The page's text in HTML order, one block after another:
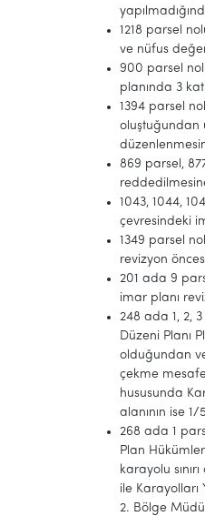
1218 parsel
ve nüfus
900 parsel
planında 3
1394 parsel
oluştuğundan
869 parsel,
1043, 1044,
çevresindeki
1349 parsel
revizyon
201 ada 9
imar planı
248 ada 1, 2,
Düzeni Planı
olduğundan
çekme
hususunda
alanının ise
268 ada 1
Plan
karayolu
ile Karayolları
2. Bölge